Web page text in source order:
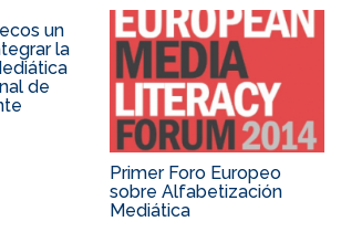
un
la
de
Primer Foro Europeo
sobre Alfabetización
Mediática